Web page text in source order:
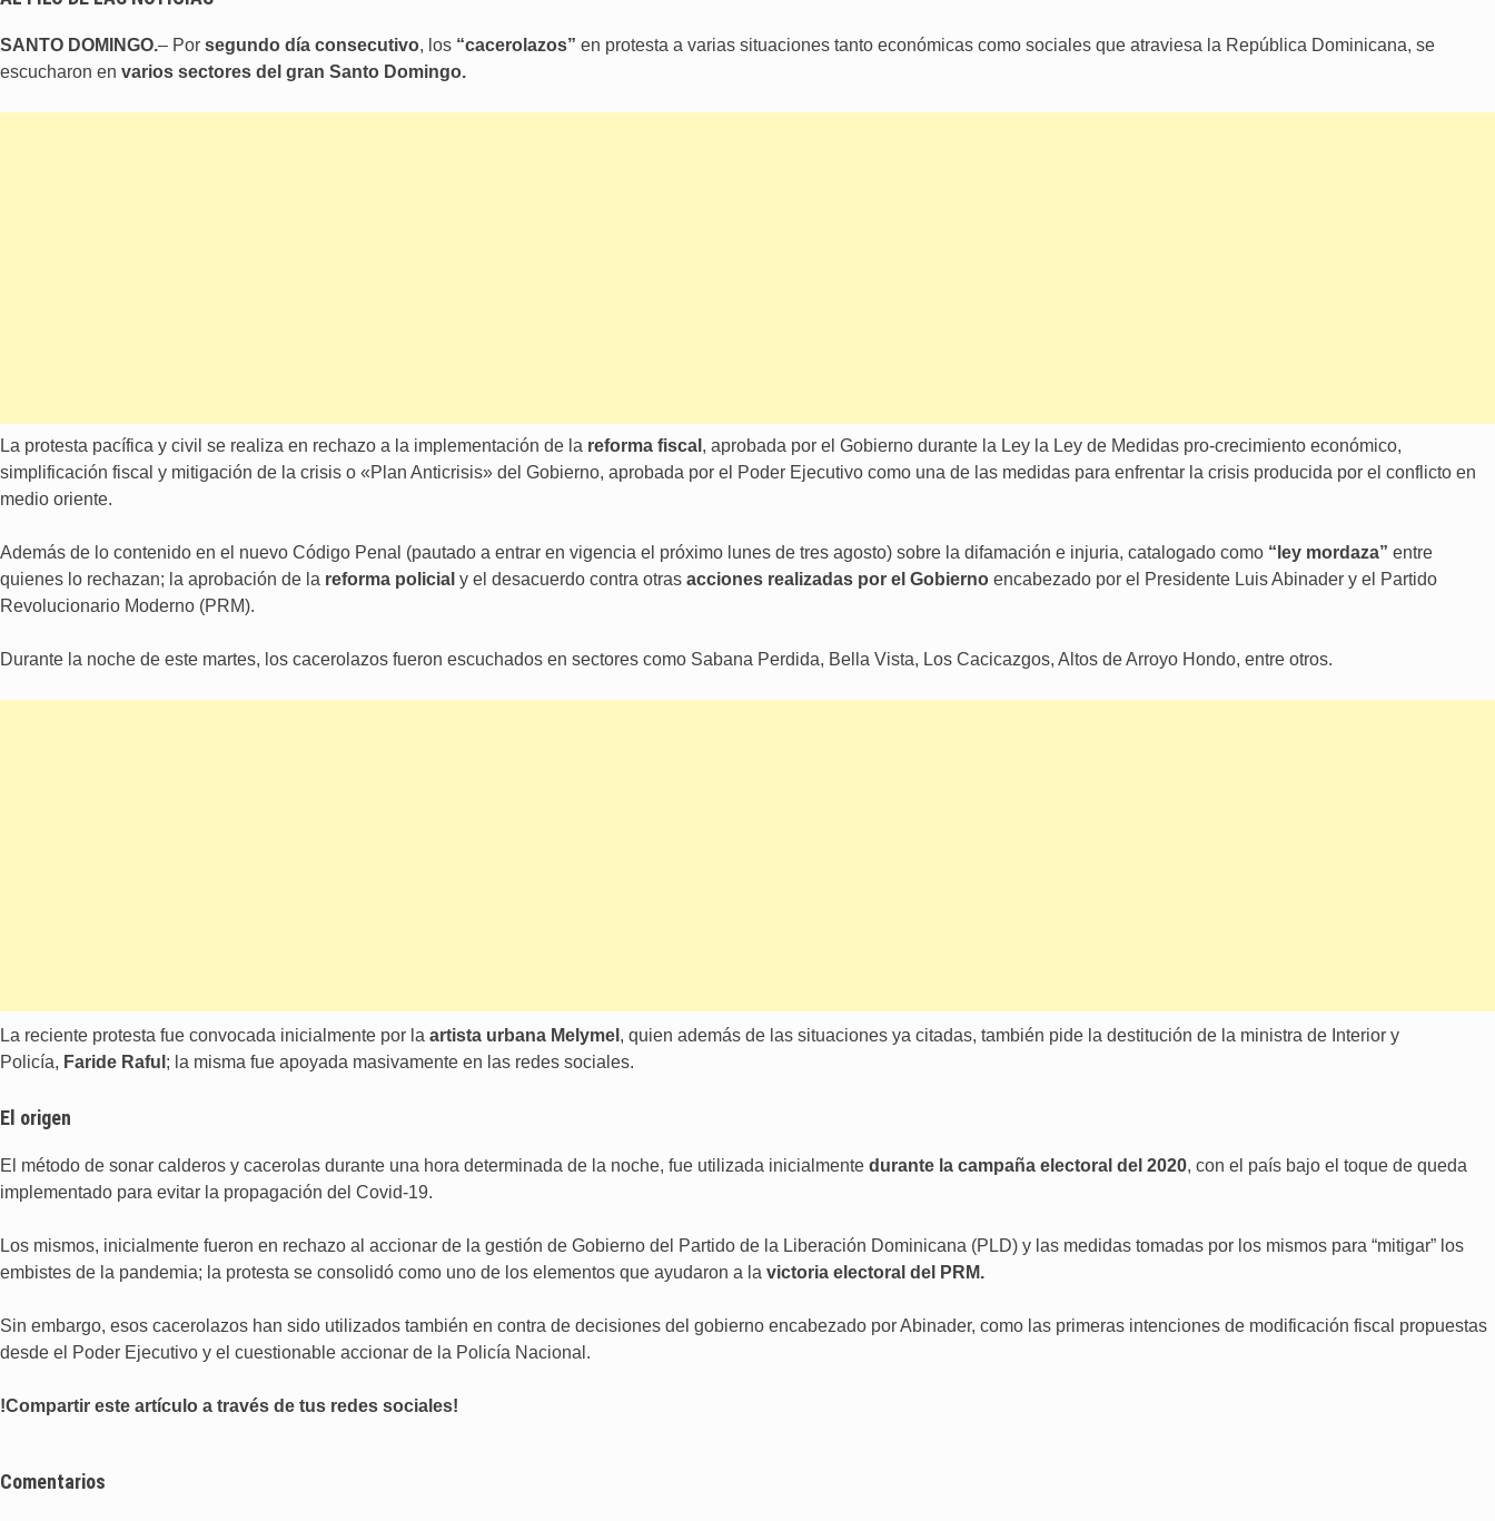
SANTO DOMINGO.– Por segundo día consecutivo, los “cacerolazos” en protesta a varias situaciones tanto económicas como sociales que atraviesa la República Dominicana, se
escucharon en varios sectores del gran Santo Domingo.
La protesta pacífica y civil se realiza en rechazo a la implementación de la reforma fiscal , aprobada por el Gobierno durante la Ley la Ley de Medidas pro-crecimiento económico,
simplificación fiscal y mitigación de la crisis o «Plan Anticrisis» del Gobierno, aprobada por el Poder Ejecutivo como una de las medidas para enfrentar la crisis producida por el conflicto en
medio oriente.
Además de lo contenido en el nuevo Código Penal (pautado a entrar en vigencia el próximo lunes de tres agosto) sobre la difamación e injuria, catalogado como “ley mordaza” entre
quienes lo rechazan; la aprobación de la reforma policial y el desacuerdo contra otras acciones realizadas por el Gobierno encabezado por el Presidente Luis Abinader y el Partido
Revolucionario Moderno (PRM).
Durante la noche de este martes, los cacerolazos fueron escuchados en sectores como Sabana Perdida, Bella Vista, Los Cacicazgos, Altos de Arroyo Hondo, entre otros.
La reciente protesta fue convocada inicialmente por la artista urbana Melymel , quien además de las situaciones ya citadas, también pide la destitución de la ministra de Interior y
Policía, Faride Raful ; la misma fue apoyada masivamente en las redes sociales.
El origen
El método de sonar calderos y cacerolas durante una hora determinada de la noche, fue utilizada inicialmente durante la campaña electoral del 2020, con el país bajo el toque de queda
implementado para evitar la propagación del Covid-19.
Los mismos, inicialmente fueron en rechazo al accionar de la gestión de Gobierno del Partido de la Liberación Dominicana (PLD) y las medidas tomadas por los mismos para “mitigar” los
embistes de la pandemia; la protesta se consolidó como uno de los elementos que ayudaron a la victoria electoral del PRM.
Sin embargo, esos cacerolazos han sido utilizados también en contra de decisiones del gobierno encabezado por Abinader, como las primeras intenciones de modificación fiscal propuestas
desde el Poder Ejecutivo y el cuestionable accionar de la Policía Nacional.
!Compartir este artículo a través de tus redes sociales!
Comentarios